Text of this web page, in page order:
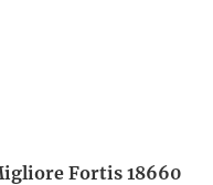
Fortis 18660